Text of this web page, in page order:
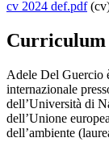
cv 2024 def.pdf
Curriculum
Adele Del Guercio
internazionale
dell’Università di
dell’Unione
dell’ambiente